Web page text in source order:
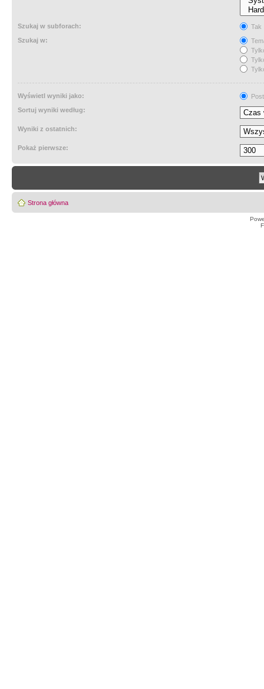
Szukaj w subforach:
Tak
Szukaj w:
Wyświetl wyniki jako:
Sortuj wyniki według:
Wyniki z ostatnich:
Pokaż pierwsze:
Strona główna